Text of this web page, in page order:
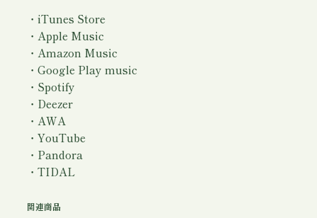
み
つ
ゆ
き
個
・iTunes Store
・Apple Music
・Amazon Music
・Google Play music
・Spotify
・Deezer
・AWA
・YouTube
・Pandora
・TIDAL
関連商品